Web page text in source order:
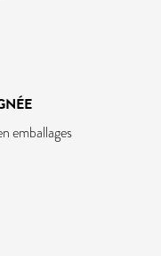
emballages